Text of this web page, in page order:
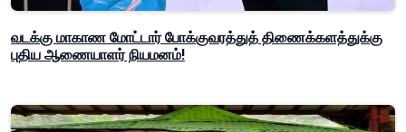
வடக்கு மாகாண மோட்டார் போக்குவரத்துத் திணைக்களத்துக்கு
புதிய ஆணையாளர் நியமனம்!